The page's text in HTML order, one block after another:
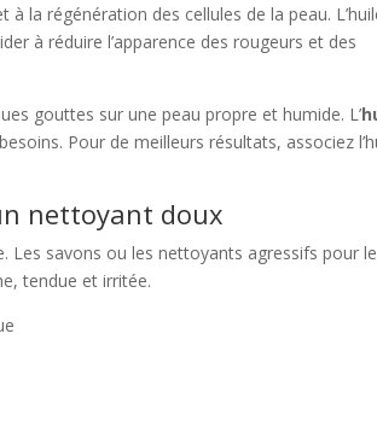
la régénération des cellules de la peau.
à réduire l’apparence des rougeurs et des
gouttes sur une peau propre et humide. L’
Pour de meilleurs résultats, associez
nettoyant doux
Les savons ou les nettoyants agressifs pour le
tendue et irritée.